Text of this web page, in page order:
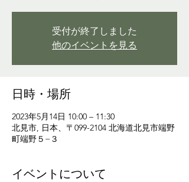
受付が終了しました
他のイベントを見る
日時・場所
2023年5月14日 10:00 – 11:30
北見市, 日本、〒099-2104 北海道北見市端野
町端野５−３
イベントについて